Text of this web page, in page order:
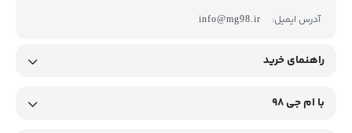
آدرس ایمیل:
info@mg98.ir
راهنمای خرید
با ام جی 98